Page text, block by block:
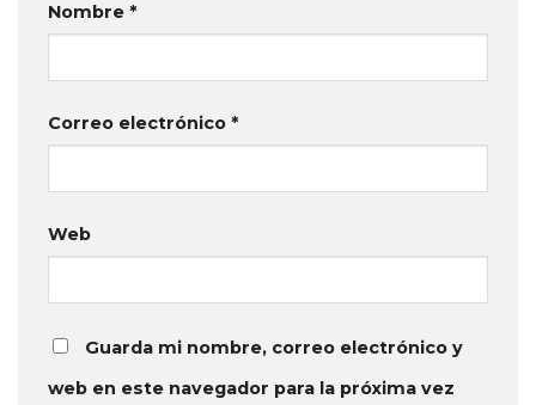
Nombre *
Correo electrónico *
Web
Guarda mi nombre, correo electrónico y
web en este navegador para la próxima vez